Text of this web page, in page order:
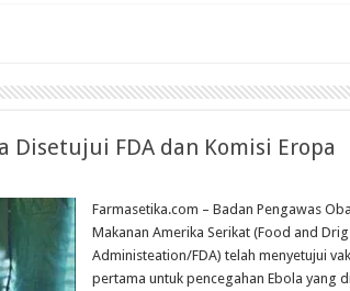
Disetujui FDA dan Komisi Eropa
Farmasetika.com – Badan Pengawas
Makanan Amerika Serikat (Food and Drig
Administeation/FDA) telah menyetujui
pertama untuk pencegahan Ebola yang